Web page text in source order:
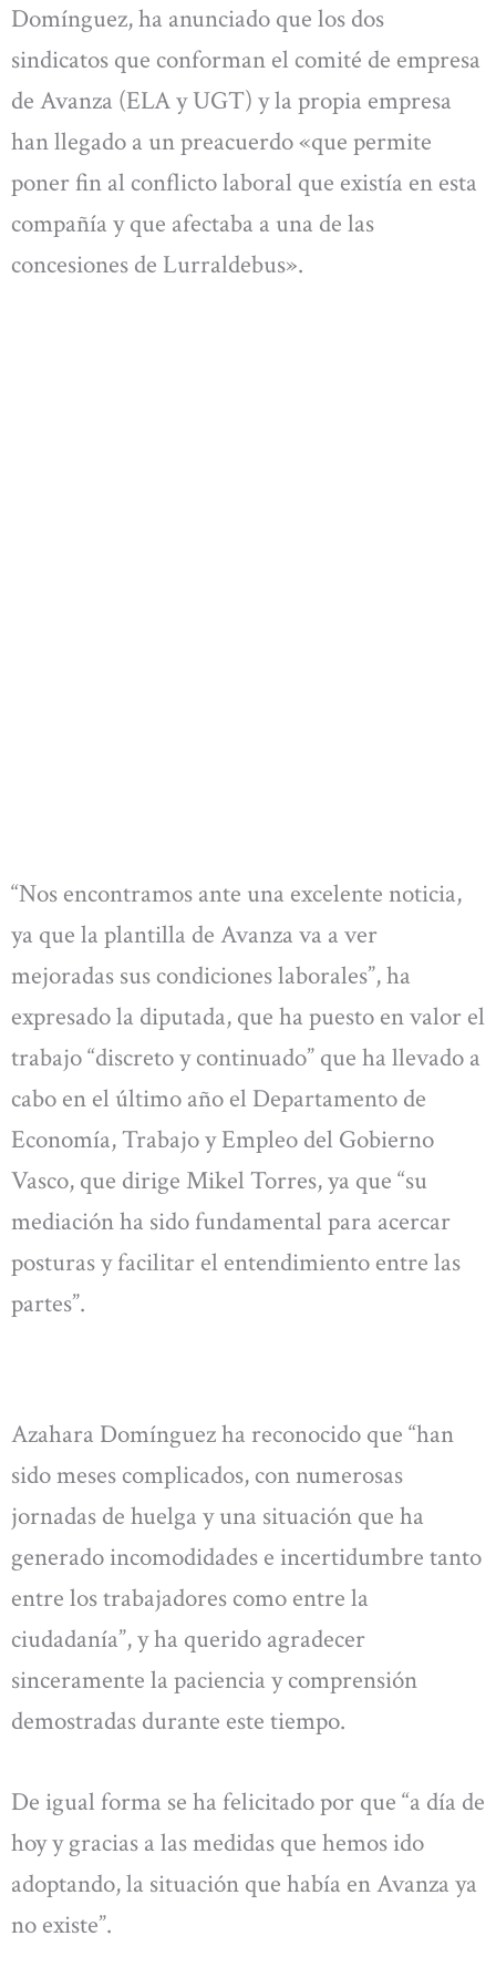
Domínguez, ha anunciado que los dos
sindicatos que conforman el comité de empresa
de Avanza (ELA y UGT) y la propia empresa
han llegado a un preacuerdo «que permite
poner fin al conflicto laboral que existía en esta
compañía y que afectaba a una de las
concesiones de Lurraldebus».
“Nos encontramos ante una excelente noticia,
ya que la plantilla de Avanza va a ver
mejoradas sus condiciones laborales”, ha
expresado la diputada, que ha puesto en valor el
trabajo “discreto y continuado” que ha llevado a
cabo en el último año el Departamento de
Economía, Trabajo y Empleo del Gobierno
Vasco, que dirige Mikel Torres, ya que “su
mediación ha sido fundamental para acercar
posturas y facilitar el entendimiento entre las
partes”.
Azahara Domínguez ha reconocido que “han
sido meses complicados, con numerosas
jornadas de huelga y una situación que ha
generado incomodidades e incertidumbre tanto
entre los trabajadores como entre la
ciudadanía”, y ha querido agradecer
sinceramente la paciencia y comprensión
demostradas durante este tiempo.
De igual forma se ha felicitado por que “a día de
hoy y gracias a las medidas que hemos ido
adoptando, la situación que había en Avanza ya
no existe”.